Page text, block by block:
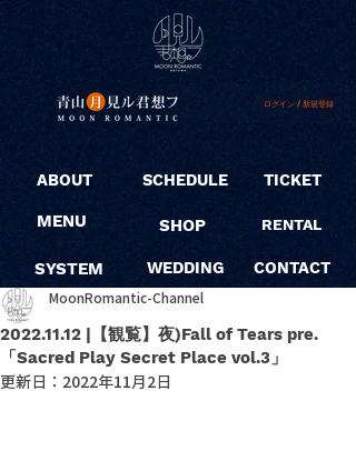
ログイン / 新規登録
ABOUT
MENU
SYSTEM
SCHEDULE
SHOP
WEDDING
TICKET
RENTAL
CONTACT
2022.11.12 |【観覧】夜)Fall of Tears pre.
「Sacred Play Secret Place vol.3」
MoonRomantic-Channel
更新日： 2022年11月2日